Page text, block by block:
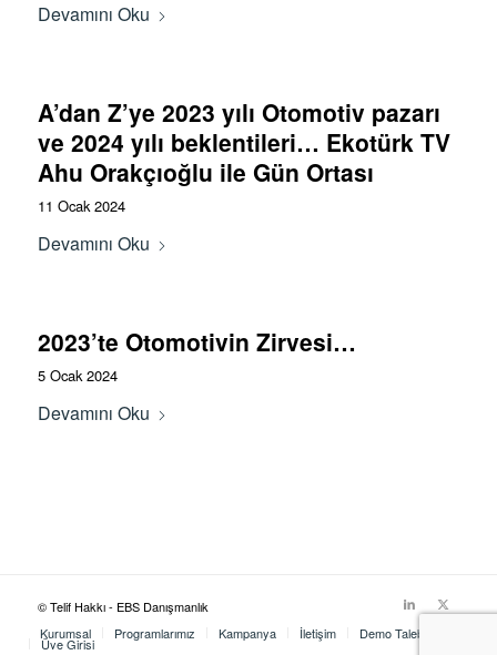
Devamını Oku
A’dan Z’ye 2023 yılı Otomotiv pazarı
ve 2024 yılı beklentileri… Ekotürk TV
Ahu Orakçıoğlu ile Gün Ortası
11 Ocak 2024
Devamını Oku
2023’te Otomotivin Zirvesi…
5 Ocak 2024
Devamını Oku
© Telif Hakkı - EBS Danışmanlık
Kurumsal
Programlarımız Kampanya İletişim Demo Talebi
Üye Girişi